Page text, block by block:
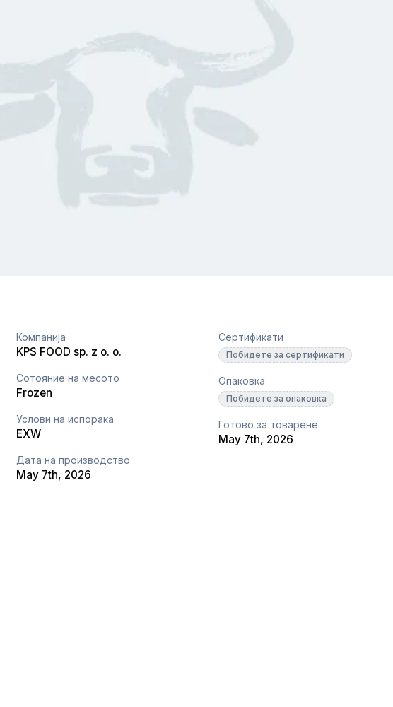
Компанија
KPS FOOD sp. z o. o.
Сотояние на месото
Frozen
Услови на испорака
EXW
Дата на производство
May 7th, 2026
Сертификати
Побидете за сертификати
Опаковка
Побидете за опаковка
Готово за товарене
May 7th, 2026